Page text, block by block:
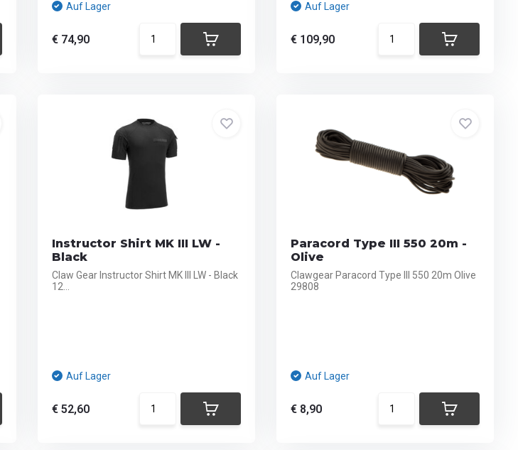
Auf Lager
€ 74,90
Auf Lager
€ 109,90
Instructor Shirt MK III LW -
Black
Claw Gear Instructor Shirt MK III LW - Black
12...
Auf Lager
€ 52,60
Paracord Type III 550 20m -
Olive
Clawgear Paracord Type III 550 20m Olive
29808
Auf Lager
€ 8,90